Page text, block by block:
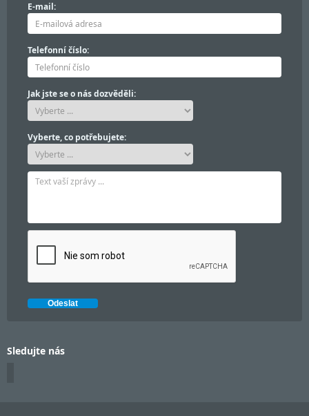
E-mail:
Telefonní číslo:
Jak jste se o nás dozvěděli:
Vyberte, co potřebujete:
Sledujte nás